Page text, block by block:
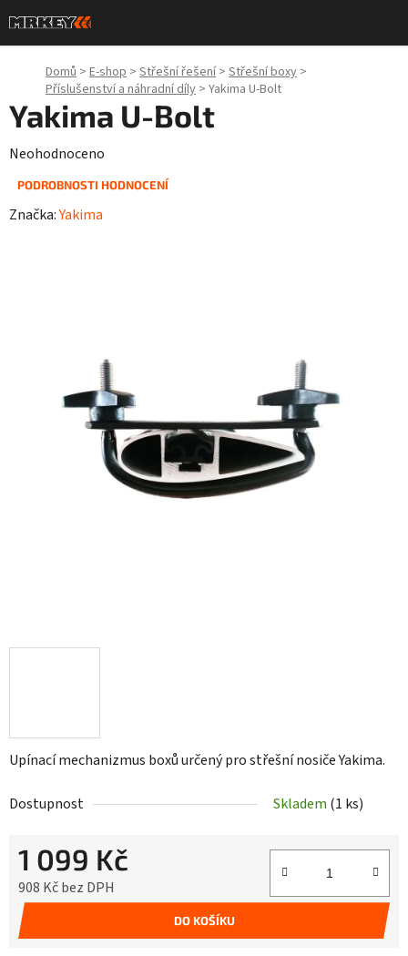
na
obsah
Domů > E-shop > Střešní řešení > Střešní boxy >
Příslušenství a náhradní díly > Yakima U-Bolt
Upínací mechanizmus boxů určený pro střešní nosiče Yakima.
Dostupnost Skladem (1 ks)
1 099 Kč
908 Kč bez DPH
Měrná cena:
DO KOŠÍKU
Yakima U-Bolt
Průměrné
hodnocení
Neohodnoceno
PODROBNOSTI HODNOCENÍ
Značka:Yakima